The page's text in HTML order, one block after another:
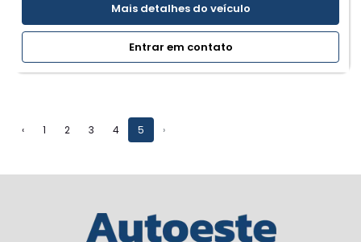
Mais detalhes do veículo
Entrar em contato
‹ 1 2 3 4 5 ›